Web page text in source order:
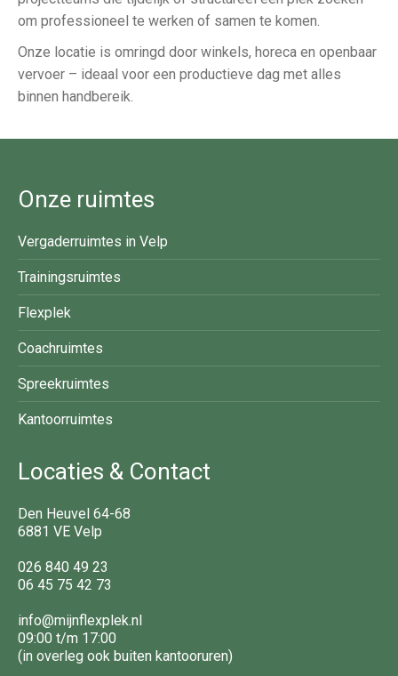
om professioneel te werken of samen te komen.
Onze locatie is omringd door winkels, horeca en openbaar
vervoer – ideaal voor een productieve dag met alles
binnen handbereik.
Onze ruimtes
Vergaderruimtes in Velp
Trainingsruimtes
Flexplek
Coachruimtes
Spreekruimtes
Kantoorruimtes
Locaties & Contact
Den Heuvel 64-68
6881 VE Velp
026 840 49 23
06 45 75 42 73
info@mijnflexplek.nl
09:00 t/m 17:00
(in overleg ook buiten kantooruren)